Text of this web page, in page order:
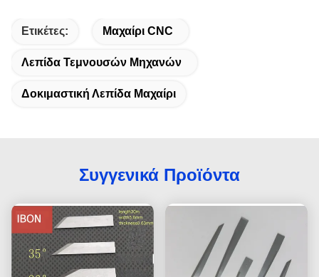
Ετικέτες: Μαχαίρι CNC
Λεπίδα Τεμνουσών Μηχανών
Δοκιμαστική Λεπίδα Μαχαίρι
Συγγενικά Προϊόντα